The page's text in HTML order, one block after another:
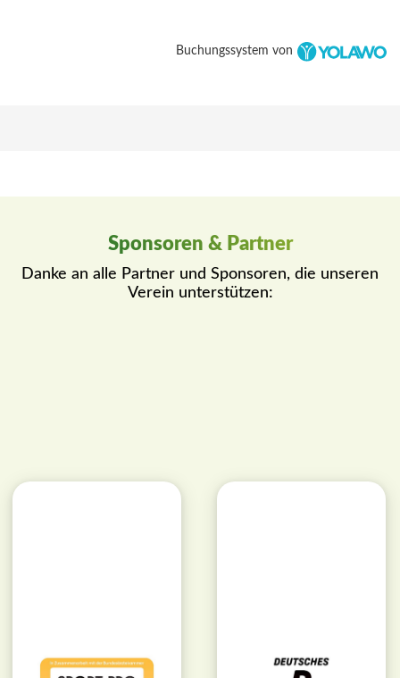
Buchungssystem von
Sponsoren & Partner
Danke an alle Partner und Sponsoren, die unseren
Verein unterstützen: